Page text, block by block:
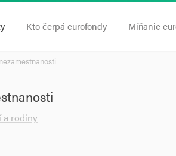
Kto čerpá eurofondy Míňanie
a rodiny